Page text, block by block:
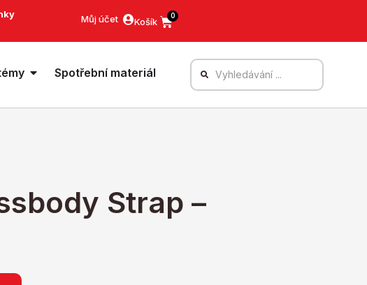
Můj účet 0
Spotřební materiál
Strap –